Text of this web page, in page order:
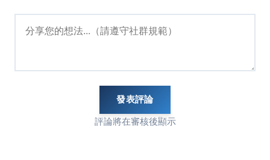
發表評論
評論將在審核後顯示